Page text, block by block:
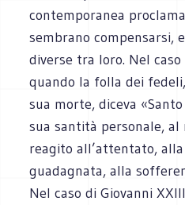
contemporanea
sembrano compensarsi,
diverse tra loro. Nel caso
quando la folla dei
sua morte, diceva
sua santità personale, al
reagito all’attentato,
guadagnata, alla
Nel caso di Giovanni